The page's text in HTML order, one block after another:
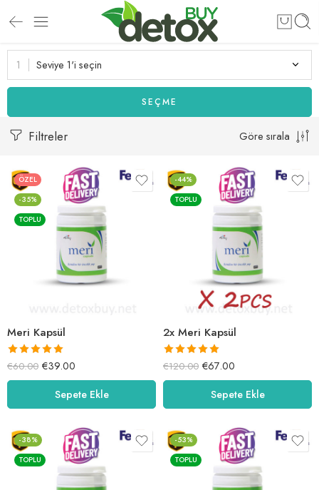
Seviye 1'i seçin
SEÇME
Filtreler Göre sırala
ÖZEL
-35%
TOPLU
Meri Kapsül
5 üzerinden
5.00oy aldı
€60.00 €39.00
Sepete Ekle
-44%
TOPLU
2x Meri Kapsül
5 üzerinden
5.00oy aldı
€120.00 €67.00
Sepete Ekle
-38%
TOPLU
-53%
TOPLU